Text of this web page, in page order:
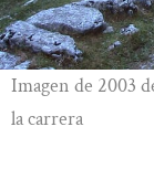
Imagen de 2003
la carrera